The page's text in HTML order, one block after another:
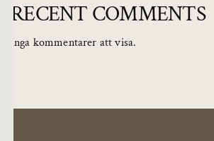
RECENT COMMENTS
Inga kommentarer att visa.